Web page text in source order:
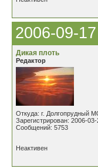
2006-09-
Дикая плоть
Редактор
Откуда: г. Долгопрудный
Зарегистрирован: 2006-03-
Сообщений: 5753
Неактивен